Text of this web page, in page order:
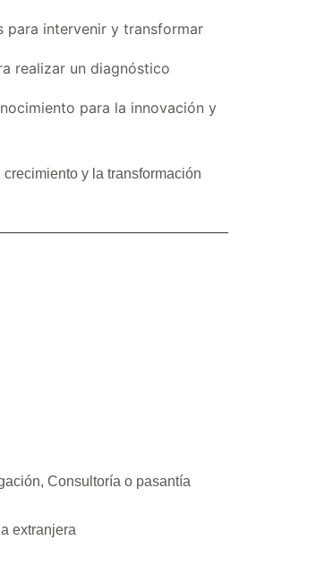
para intervenir y transformar
realizar un diagnóstico
para la innovación y
y la transformación
Consultoría o pasantía
extranjera